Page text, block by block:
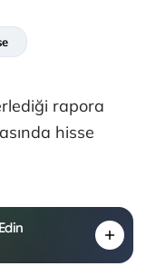
rapora
hisse